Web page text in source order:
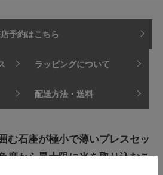
予約はこちら
ラッピングについて
配送方法・送料
む石座が極小で薄いプレスセッ
度から最大限に光を取り込むこ